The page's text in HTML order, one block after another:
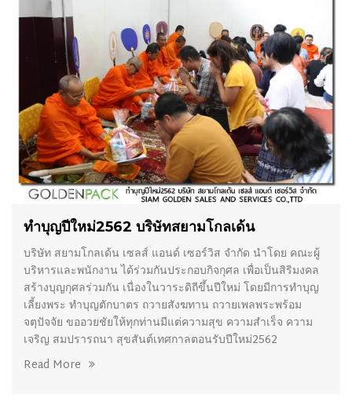
05/03/2019
ทำบุญปีใหม่2562 บริษัทสยามโกลเด้น
บริษัท สยามโกลเด้น เซลส์ แอนด์ เซอร์วิส จำกัด นำโดย คณะผู้
บริหารและพนักงาน ได้ร่วมกันประกอบกิจกุศล เพื่อเป็นสิริมงคล
สร้างบุญกุศลร่วมกัน เนื่องในวาระดิถีขึ้นปีใหม่ โดยมีการทำบุญ
เลี้ยงพระ ทำบุญตักบาตร ถวายสังฆทาน ถวายเพลพระพร้อม
จตุปัจจัย ขออวยชัยให้ทุกท่านมีแต่ความสุข ความสำเร็จ ความ
เจริญ สมปรารถนา สุขสันต์เทศกาลตอนรับปีใหม่2562
Read More